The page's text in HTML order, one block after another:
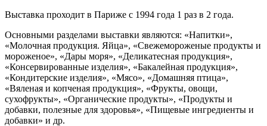
Выставка проходит в Париже с 1994 года 1 раз в 2 года.
Основными разделами выставки являются: «Напитки»,
«Молочная продукция. Яйца», «Свежемороженые продукты и
мороженое», «Дары моря», «Деликатесная продукция»,
«Консервированные изделия», «Бакалейная продукция»,
«Кондитерские изделия», «Мясо», «Домашняя птица»,
«Вяленая и копченая продукция», «Фрукты, овощи,
сухофрукты», «Органические продукты», «Продукты и
добавки, полезные для здоровья», «Пищевые ингредиенты и
добавки» и др.